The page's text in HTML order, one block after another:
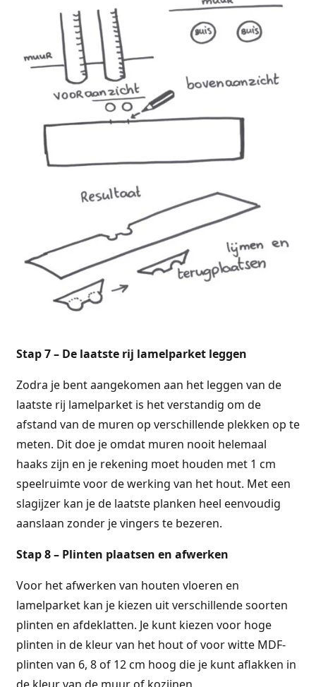
Stap 7 – De laatste rij lamelparket leggen
Zodra je bent aangekomen aan het leggen van de
laatste rij lamelparket is het verstandig om de
afstand van de muren op verschillende plekken op te
meten. Dit doe je omdat muren nooit helemaal
haaks zijn en je rekening moet houden met 1 cm
speelruimte voor de werking van het hout. Met een
slagijzer kan je de laatste planken heel eenvoudig
aanslaan zonder je vingers te bezeren.
Stap 8 – Plinten plaatsen en afwerken
Voor het afwerken van houten vloeren en
lamelparket kan je kiezen uit verschillende soorten
plinten en afdeklatten. Je kunt kiezen voor hoge
plinten in de kleur van het hout of voor witte MDF-
plinten van 6, 8 of 12 cm hoog die je kunt aflakken in
de kleur van de muur of kozijnen.